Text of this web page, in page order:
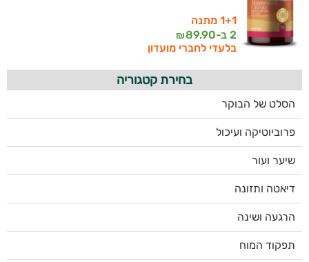
1+1 מתנה
2 ב-
89.90
₪
בלעדי לחברי מועדון
בחירת קטגוריה
הסלט של הבוקר
פרוביוטיקה ועיכול
שיער ועור
דיאטה ותזונה
הרגעה ושינה
תפקוד המוח